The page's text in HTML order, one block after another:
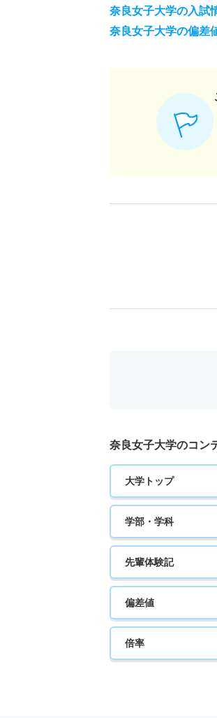
奈良女子大学の入試
奈良女子大学の偏差
奈良女子大学のコン
大学トップ
学部・学科
先輩体験記
偏差値
倍率